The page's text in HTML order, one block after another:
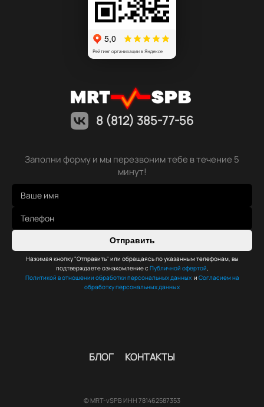
8 (812) 385-77-56
Заполни форму и мы перезвоним тебе в течение 5
минут!
Отправить
Нажимая кнопку "Отправить" или обращаясь по указанным телефонам, вы
подтверждаете ознакомление с Публичной офертой,
Политикой в отношении обработки персональных данных и Согласием на
обработку персональных данных
БЛОГ КОНТАКТЫ
© MRT-vSPB ИНН 781462587353